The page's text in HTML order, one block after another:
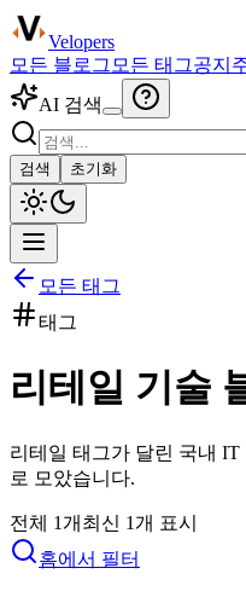
Velopers
모든 블로그 모든 태그공지
AI 검색
검색 초기화
모든 태그
태그
리테일 기술
리테일 태그가 달린 국내 IT
로 모았습니다.
전체 1개 최신 1개 표시
홈에서 필터